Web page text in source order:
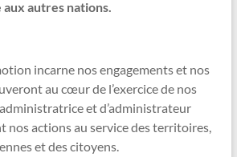
autres nations.
incarne nos engagements et nos
au cœur de l’exercice de nos
et d’administrateur
actions au service des territoires,
et des citoyens.